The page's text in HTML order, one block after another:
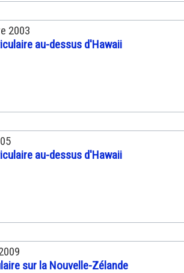
2003
au-dessus d'Hawaii
au-dessus d'Hawaii
sur la Nouvelle-Zélande